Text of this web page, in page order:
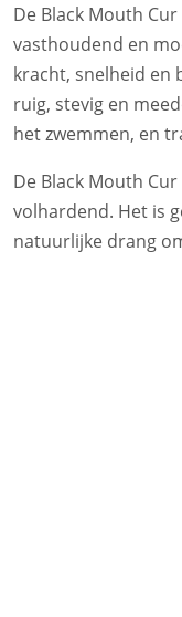
De Black Mouth
vasthoudend en
kracht, snelheid en
ruig, stevig en
het zwemmen, en
De Black Mouth
volhardend. Het is
natuurlijke drang